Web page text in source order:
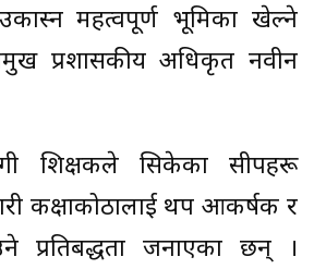
महत्वपूर्ण भूमिका खेल्ने
प्रशासकीय अधिकृत नवीन
शिक्षकले सिकेका सीपहरू
कक्षाकोठालाई थप आकर्षक र
प्रतिबद्धता जनाएका छन् ।